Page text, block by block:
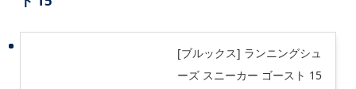
[ブルックス] ランニングシュ
ーズ スニーカー ゴースト 15